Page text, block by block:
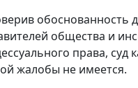
обоснованность
общества и
права,
жалобы не имеется.